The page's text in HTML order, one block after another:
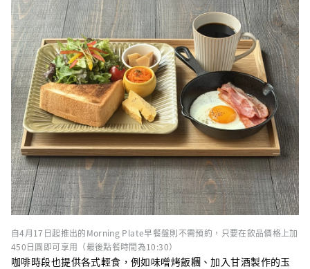
自4月17日起推出的Morning Plate早餐盤則不需預約，只要在飲品價格上加
450日圓即可享用（最後點餐時間為10:30）
咖啡時段也提供各式輕食，例如味噌烤飯糰、加入甘酒製作的玉